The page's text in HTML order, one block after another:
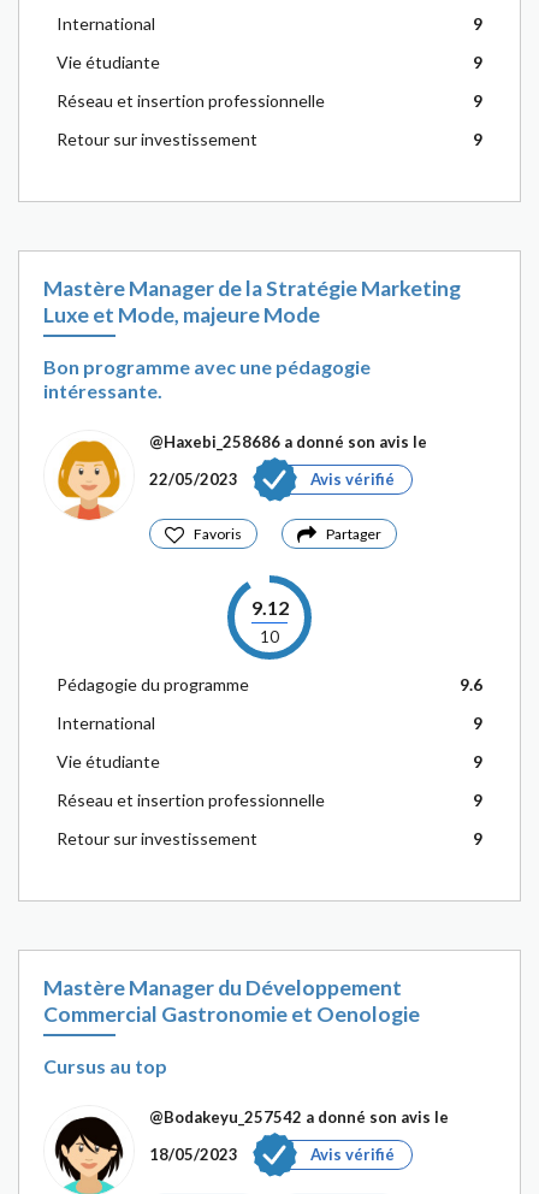
International
9
Vie étudiante
9
Réseau et insertion professionnelle
9
Retour sur investissement
9
Mastère Manager de la Stratégie Marketing
Luxe et Mode, majeure Mode
Bon programme avec une pédagogie
intéressante.
@Haxebi_258686 a donné son avis le
22/05/2023
Avis vérifié
Favoris Partager
9.12
10
Pédagogie du programme
9.6
International
9
Vie étudiante
9
Réseau et insertion professionnelle
9
Retour sur investissement
9
Mastère Manager du Développement
Commercial Gastronomie et Oenologie
Cursus au top
@Bodakeyu_257542 a donné son avis le
18/05/2023
Avis vérifié